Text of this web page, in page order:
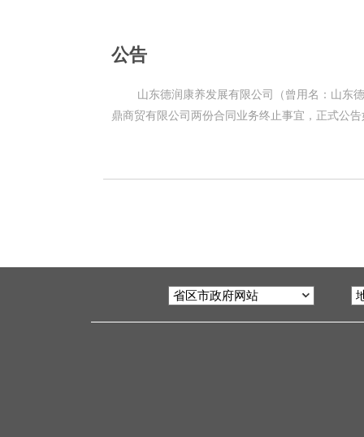
公告
山东德润康养发展有限公司（曾用名：山东
鼎商贸有限公司两份合同业务终止事宜，正式公告如下： 我司与山东优百氏农业科技发展有限公司于2025年12月 23日签订的《